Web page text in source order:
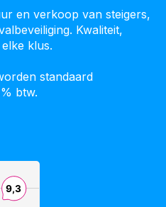
en verkoop van steigers,
Kwaliteit,
klus.
standaard
btw.